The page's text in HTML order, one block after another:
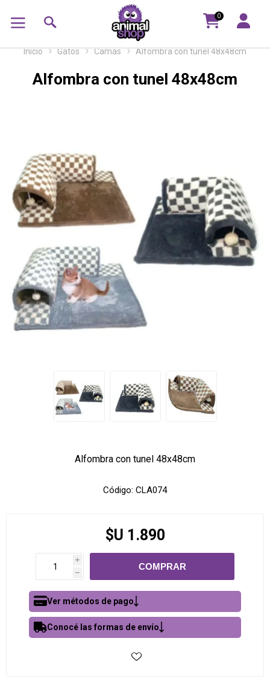
0
Inicio Gatos Camas Alfombra con tunel 48x48cm
Alfombra con tunel 48x48cm
Alfombra con tunel 48x48cm
Código: CLA074
$U 1.890
i
h
Ver métodos de pago
Conocé las formas de envío